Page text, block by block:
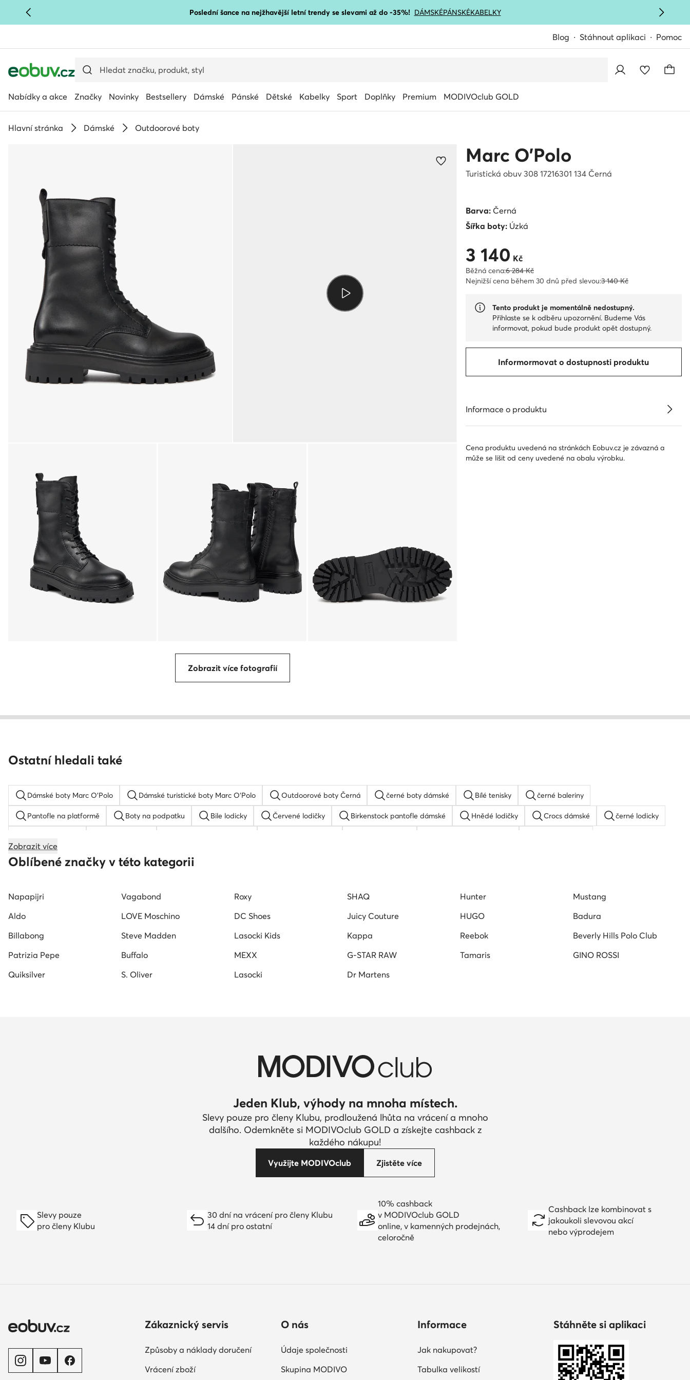
PŘEJÍT NA HLAVNÍ OBSAH Poslední šance na nejžhavější letní trendy se slevami až do -35%! DÁMSKÉPÁNSKÉKABELKY
Blog Stáhnout aplikaci Pomoc
Nabídky a akce Značky Novinky Bestsellery Dámské Pánské Dětské Kabelky Sport Doplňky Premium MODIVOclub GOLD
Hlavní stránka Dámské Outdoorové boty
Zobrazit více fotografií
Marc O'Polo
Turistická obuv 308 17216301 134 Černá
Barva:Černá
Šířka boty:Úzká
Aktuální cena 3 140 Kč
3 140 Kč
Běžná cena:6 284 Kč
Nejnižší cena během 30 dnů před slevou:3 140 Kč
Tento produkt je momentálně nedostupný.
Přihlaste se k odběru upozornění. Budeme Vás
informovat, pokud bude produkt opět dostupný.
Informormovat o dostupnosti produktu
Informace o produktu
Cena produktu uvedená na stránkách Eobuv.cz je závazná a
může se lišit od ceny uvedené na obalu výrobku.
Ostatní hledali také
Dámské boty Marc O'Polo Dámské turistické boty Marc O'Polo Outdoorové boty Černá černé boty dámské Bílé tenisky černé baleriny
Pantofle na platformě Boty na podpatku Bile lodicky Červené lodičky Birkenstock pantofle dámské Hnědé lodičky Crocs dámské černé lodicky
Bílé plátěné tenisky Ruzove tenisky Roxy pantofle
Zobrazit více
Oblíbené značky v této kategorii
Napapijri Vagabond Roxy SHAQ Hunter
Mustang
Aldo
LOVE Moschino DC Shoes Juicy Couture HUGO
Badura
Billabong
Steve Madden Lasocki Kids Kappa Reebok
Beverly Hills Polo Club
Patrizia Pepe
Buffalo MEXX G-STAR RAW Tamaris
GINO ROSSI
Quiksilver
S. Oliver Lasocki Dr Martens
Jeden Klub, výhody na mnoha místech.
Slevy pouze pro členy Klubu, prodloužená lhůta na vrácení a mnoho
dalšího. Odemkněte si MODIVOclub GOLD a získejte cashback z
každého nákupu!
Využijte MODIVOclub Zjistěte více
Slevy pouze
pro členy Klubu
30 dní na vrácení pro členy Klubu
14 dní pro ostatní
10% cashback
v MODIVOclub GOLD
online, v kamenných prodejnách,
celoročně
Cashback lze kombinovat s
jakoukoli slevovou akcí
nebo výprodejem
Zákaznický servis
Způsoby a náklady doručení
Vrácení zboží
O nás
Údaje společnosti
Skupina MODIVO
Informace
Jak nakupovat?
Tabulka velikostí
Stáhněte si aplikaci